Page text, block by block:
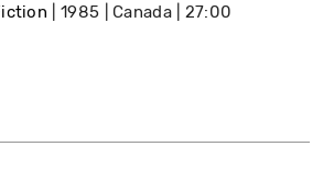
1985 Canada 27:00